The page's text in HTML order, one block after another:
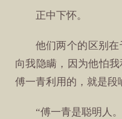
正中下怀。
他们两个的区别
向我隐瞒，因为他怕
傅一青利用的，就是段
“傅一青是聪明人